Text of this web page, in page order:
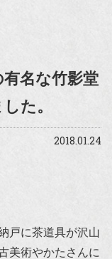
名な竹影堂
た。
2018.01.24
戸に茶道具が沢山
美術やかたさんに